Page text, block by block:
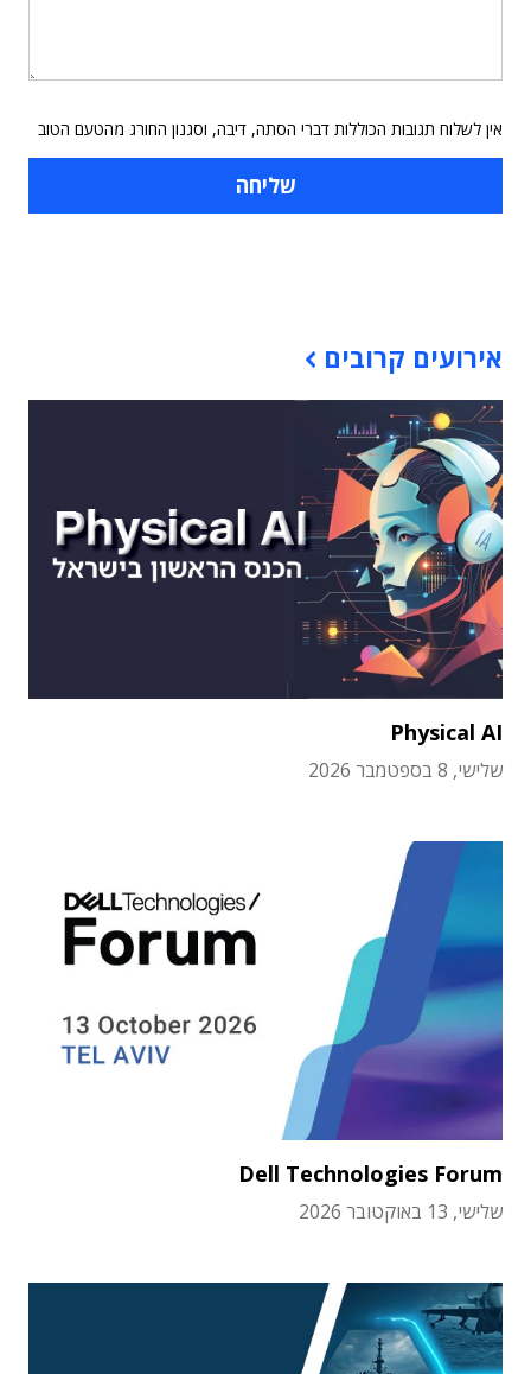
אין לשלוח תגובות הכוללות דברי הסתה, דיבה, וסגנון החורג מהטעם הטוב
אירועים קרובים
Physical AI
שלישי, 8 בספטמבר 2026
Dell Technologies Forum
שלישי, 13 באוקטובר 2026